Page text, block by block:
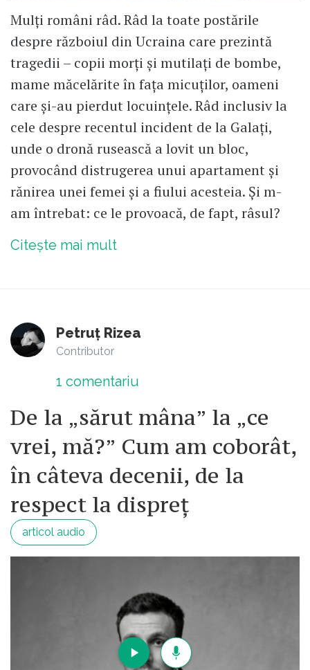
Mulți români râd. Râd la toate postările
despre războiul din Ucraina care prezintă
tragedii – copii morți și mutilați de bombe,
mame măcelărite în fața micuților, oameni
care și-au pierdut locuințele. Râd inclusiv la
cele despre recentul incident de la Galați,
unde o dronă rusească a lovit un bloc,
provocând distrugerea unui apartament și
rănirea unei femei și a fiului acesteia. Și m-
am întrebat: ce le provoacă, de fapt, râsul?
Citește mai mult
Petruț Rizea
Contributor
1 comentariu
De la „sărut mâna” la „ce
vrei, mă?” Cum am coborât,
în câteva decenii, de la
respect la dispreț
articol audio